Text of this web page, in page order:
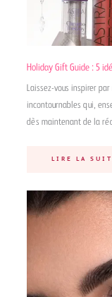
Holiday Gift Guide : 5
Laissez-vous inspirer
incontournables qui,
dès maintenant de la
LIRE LA